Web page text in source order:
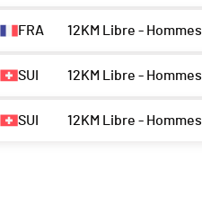
FRA 12KM Libre - Hommes
SUI 12KM Libre - Hommes
SUI 12KM Libre - Hommes